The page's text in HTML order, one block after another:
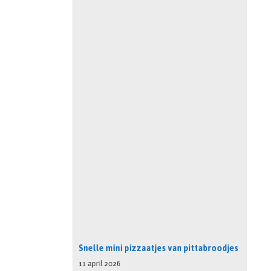
Snelle mini pizzaatjes van pittabroodjes
11 april 2026